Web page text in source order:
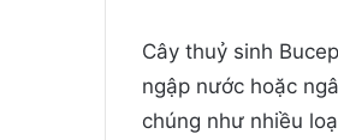
Cây thuỷ sinh
ngập nước hoặc
chúng như nhiều